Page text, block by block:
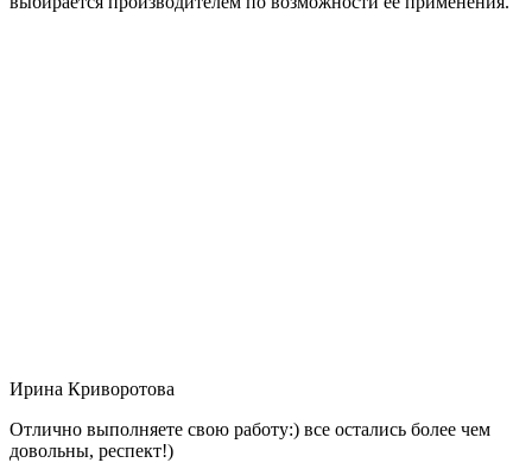
Ирина Криворотова
Отлично выполняете свою работу:) все остались более чем
довольны, респект!)